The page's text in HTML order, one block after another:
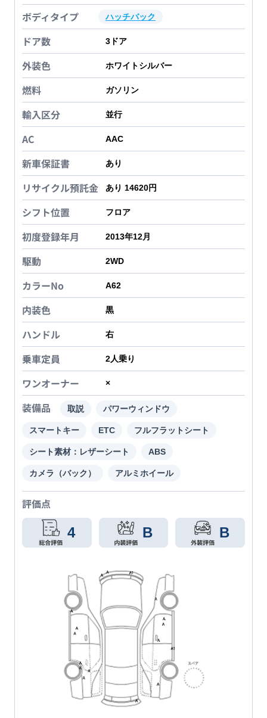
ボディタイプ ハッチバック
ドア数 3 ドア
外装色 ホワイトシルバー
燃料 ガソリン
輸入区分 並行
AC AAC
新車保証書 あり
リサイクル預託金 あり 14620円
シフト位置 フロア
初度登録年月 2013年12月
駆動 2WD
カラーNo A62
内装色 黒
ハンドル 右
乗車定員 2人乗り
ワンオーナー ×
装備品 取説 パワーウィンドウ
スマートキー ETC フルフラットシート
シート素材：レザーシート ABS
カメラ（バック） アルミホイール
評価点
4 B B